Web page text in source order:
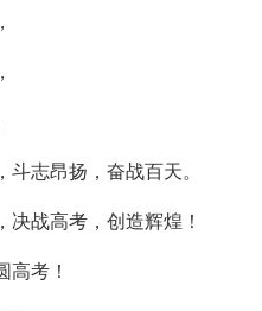
志昂扬，奋战百天。
决战高考，创造辉煌！
高考！